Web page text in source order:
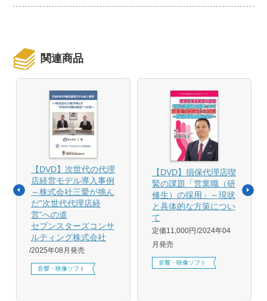
関連商品
【DVD】次世代の代理
店経営モデル導入事例
～株式会社三愛が挑ん
だ”次世代代理店経
営”への道
セブンスターズコンサ
ルティング株式会社
2025年08月発売
音響・映像ソフト
【DVD】損保代理店喫
緊の課題「営業職（研
修生）の採用」～現状
と具体的な方策につい
て
定価11,000円 2024年04
月発売
音響・映像ソフト